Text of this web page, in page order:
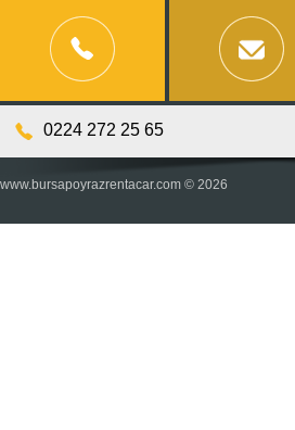
0224 272 25 65
www.bursapoyrazrentacar.com © 2026